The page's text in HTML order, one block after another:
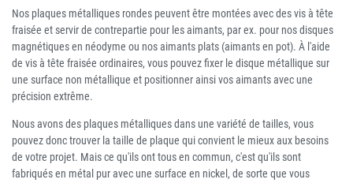
Nos plaques métalliques rondes peuvent être montées avec des vis à tête
fraisée et servir de contrepartie pour les aimants, par ex. pour nos disques
magnétiques en néodyme ou nos aimants plats (aimants en pot). À l'aide
de vis à tête fraisée ordinaires, vous pouvez fixer le disque métallique sur
une surface non métallique et positionner ainsi vos aimants avec une
précision extrême.
Nous avons des plaques métalliques dans une variété de tailles, vous
pouvez donc trouver la taille de plaque qui convient le mieux aux besoins
de votre projet. Mais ce qu'ils ont tous en commun, c'est qu'ils sont
fabriqués en métal pur avec une surface en nickel, de sorte que vous